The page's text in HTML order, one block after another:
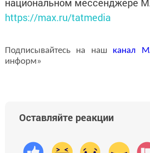
национальном мессенджере
https://max.ru/tatmedia
Подписывайтесь на наш канал
информ»
Оставляйте реакции